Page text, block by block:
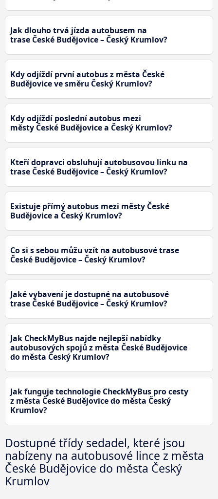
Jak dlouho trvá jízda autobusem na
trase České Budějovice – Český Krumlov?
Kdy odjíždí první autobus z města České
Budějovice ve směru Český Krumlov?
Kdy odjíždí poslední autobus mezi
městy České Budějovice a Český Krumlov?
Kteří dopravci obsluhují autobusovou linku na
trase České Budějovice – Český Krumlov?
Existuje přímý autobus mezi městy České
Budějovice a Český Krumlov?
Co si s sebou můžu vzít na autobusové trase
České Budějovice – Český Krumlov?
Jaké vybavení je dostupné na autobusové
trase České Budějovice – Český Krumlov?
Jak CheckMyBus najde nejlepší nabídky
autobusových spojů z města České Budějovice
do města Český Krumlov?
Jak funguje technologie CheckMyBus pro cesty
z města České Budějovice do města Český
Krumlov?
Dostupné třídy sedadel, které jsou
nabízeny na autobusové lince z města
České Budějovice do města Český
Krumlov